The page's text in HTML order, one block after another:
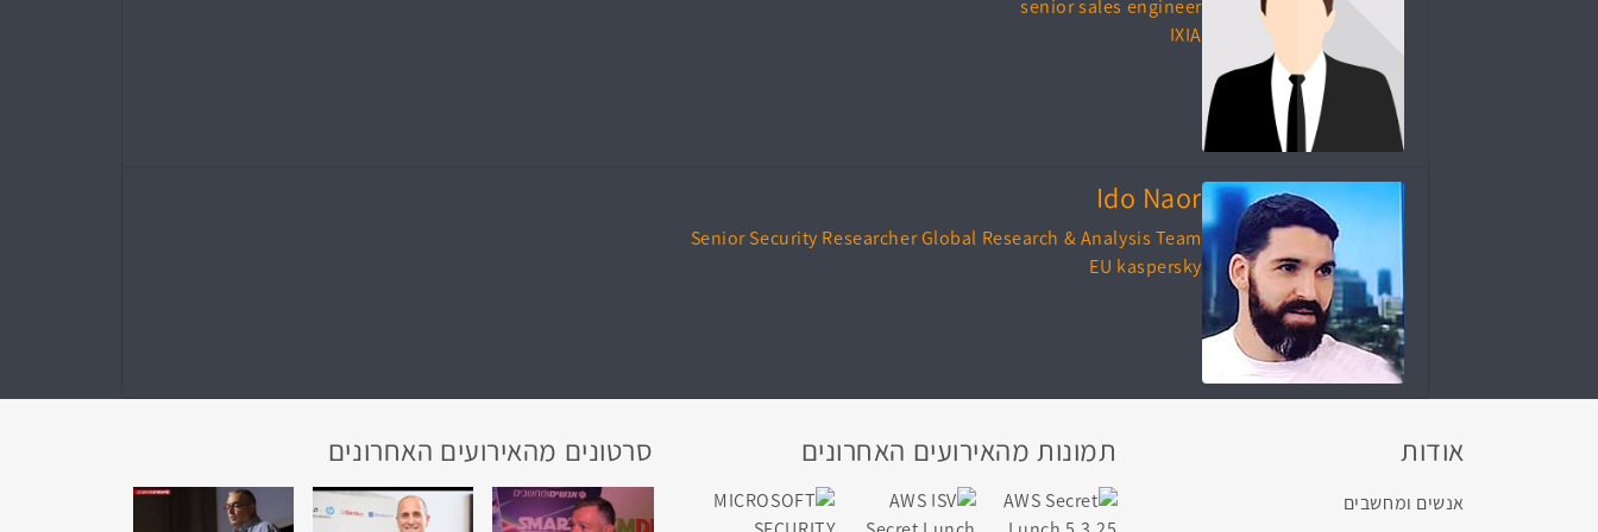
senior sales engineer
IXIA
Ido Naor
Senior Security Researcher Global Research & Analysis Team
EU kaspersky
אודות
אנשים ומחשבים
תמונות מהאירועים האחרונים סרטונים מהאירועים האחרונים